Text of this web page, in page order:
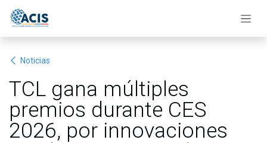
Noticias
TCL gana múltiples
premios durante CES
2026, por innovaciones